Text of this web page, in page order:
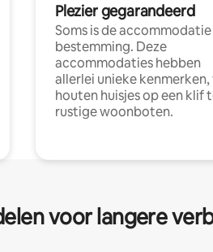
Plezier gegarandeerd
Soms is de
bestemming. Deze
accommodaties hebben
allerlei unieke kenmerken,
houten huisjes op een klif
rustige woonboten.
voor langere